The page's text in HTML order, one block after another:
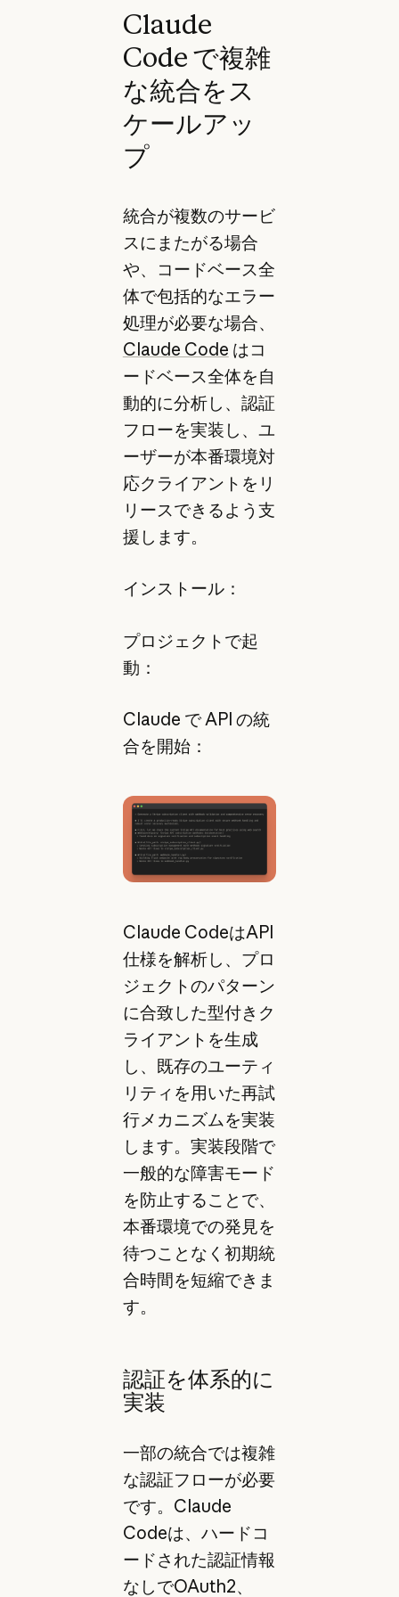
Claude
Code で複雑
な統合をス
ケールアッ
プ
統合が複数のサービ
スにまたがる場合
や、コードベース全
体で包括的なエラー
処理が必要な場合、
Claude Code はコ
ードベース全体を自
動的に分析し、認証
フローを実装し、ユ
ーザーが本番環境対
応クライアントをリ
リースできるよう支
援します。
インストール：
プロジェクトで起
動：
Claude で API の統
合を開始：
Claude CodeはAPI
仕様を解析し、プロ
ジェクトのパターン
に合致した型付きク
ライアントを生成
し、既存のユーティ
リティを用いた再試
行メカニズムを実装
します。実装段階で
一般的な障害モード
を防止することで、
本番環境での発見を
待つことなく初期統
合時間を短縮できま
す。
認証を体系的に
実装
一部の統合では複雑
な認証フローが必要
です。Claude
Codeは、ハードコ
ードされた認証情報
なしでOAuth2、